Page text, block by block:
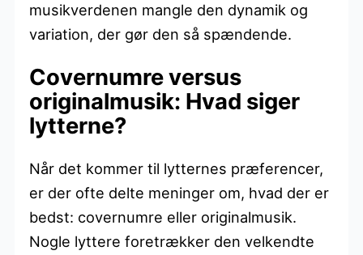
musikverdenen mangle den dynamik og
variation, der gør den så spændende.
Covernumre versus
originalmusik: Hvad siger
lytterne?
Når det kommer til lytternes præferencer,
er der ofte delte meninger om, hvad der er
bedst: covernumre eller originalmusik.
Nogle lyttere foretrækker den velkendte